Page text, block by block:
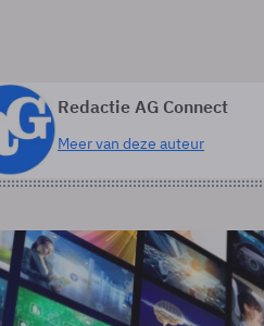
Redactie AG Connect
Meer van deze auteur